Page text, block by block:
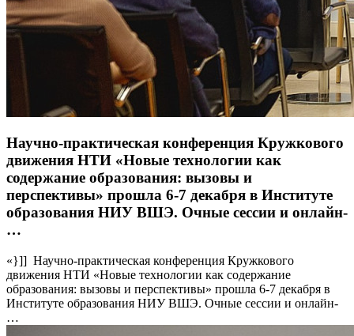
Научно-практическая конференция Кружкового
движения НТИ «Новые технологии как
содержание образования: вызовы и
перспективы» прошла 6-7 декабря в Институте
образования НИУ ВШЭ. Очные сессии и онлайн-
…
«}]] Научно-практическая конференция Кружкового
движения НТИ «Новые технологии как содержание
образования: вызовы и перспективы» прошла 6-7 декабря в
Институте образования НИУ ВШЭ. Очные сессии и онлайн-
…